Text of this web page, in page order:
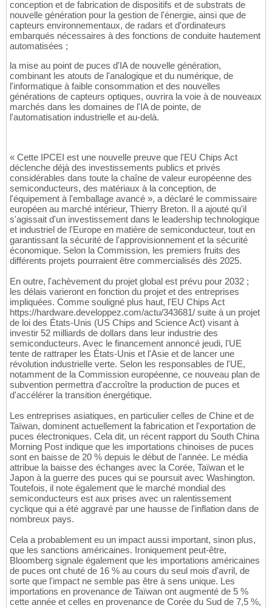
conception et de fabrication de dispositifs et de substrats de
nouvelle génération pour la gestion de l'énergie, ainsi que de
capteurs environnementaux, de radars et d'ordinateurs
embarqués nécessaires à des fonctions de conduite hautement
automatisées ;
la mise au point de puces d'IA de nouvelle génération,
combinant les atouts de l'analogique et du numérique, de
l'informatique à faible consommation et des nouvelles
générations de capteurs optiques, ouvrira la voie à de nouveaux
marchés dans les domaines de l'IA de pointe, de
l'automatisation industrielle et au-delà.
« Cette IPCEI est une nouvelle preuve que l'EU Chips Act
déclenche déjà des investissements publics et privés
considérables dans toute la chaîne de valeur européenne des
semiconducteurs, des matériaux à la conception, de
l'équipement à l'emballage avancé », a déclaré le commissaire
européen au marché intérieur, Thierry Breton. Il a ajouté qu'il
s'agissait d'un investissement dans le leadership technologique
et industriel de l'Europe en matière de semiconducteur, tout en
garantissant la sécurité de l'approvisionnement et la sécurité
économique. Selon la Commission, les premiers fruits des
différents projets pourraient être commercialisés dès 2025.
En outre, l'achèvement du projet global est prévu pour 2032 ;
les délais varieront en fonction du projet et des entreprises
impliquées. Comme souligné plus haut, l'EU Chips Act
https://hardware.developpez.com/actu/343681/ suite à un projet
de loi des États-Unis (US Chips and Science Act) visant à
investir 52 milliards de dollars dans leur industrie des
semiconducteurs. Avec le financement annoncé jeudi, l'UE
tente de rattraper les États-Unis et l'Asie et de lancer une
révolution industrielle verte. Selon les responsables de l'UE,
notamment de la Commission européenne, ce nouveau plan de
subvention permettra d'accroître la production de puces et
d'accélérer la transition énergétique.
Les entreprises asiatiques, en particulier celles de Chine et de
Taïwan, dominent actuellement la fabrication et l'exportation de
puces électroniques. Cela dit, un récent rapport du South China
Morning Post indique que les importations chinoises de puces
sont en baisse de 20 % depuis le début de l'année. Le média
attribue la baisse des échanges avec la Corée, Taïwan et le
Japon à la guerre des puces qui se poursuit avec Washington.
Toutefois, il note également que le marché mondial des
semiconducteurs est aux prises avec un ralentissement
cyclique qui a été aggravé par une hausse de l'inflation dans de
nombreux pays.
Cela a probablement eu un impact aussi important, sinon plus,
que les sanctions américaines. Ironiquement peut-être,
Bloomberg signale également que les importations américaines
de puces ont chuté de 16 % au cours du seul mois d'avril, de
sorte que l'impact ne semble pas être à sens unique. Les
importations en provenance de Taïwan ont augmenté de 5 %
cette année et celles en provenance de Corée du Sud de 7,5 %,